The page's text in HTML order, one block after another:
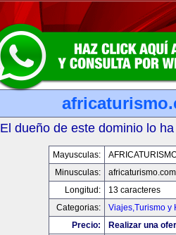
El dueño de este dominio lo
Mayusculas:
Minusculas:
africaturismo.com
Longitud:
13 caracteres
Categorias:
Viajes,Turismo y
Precio:
Realizar una